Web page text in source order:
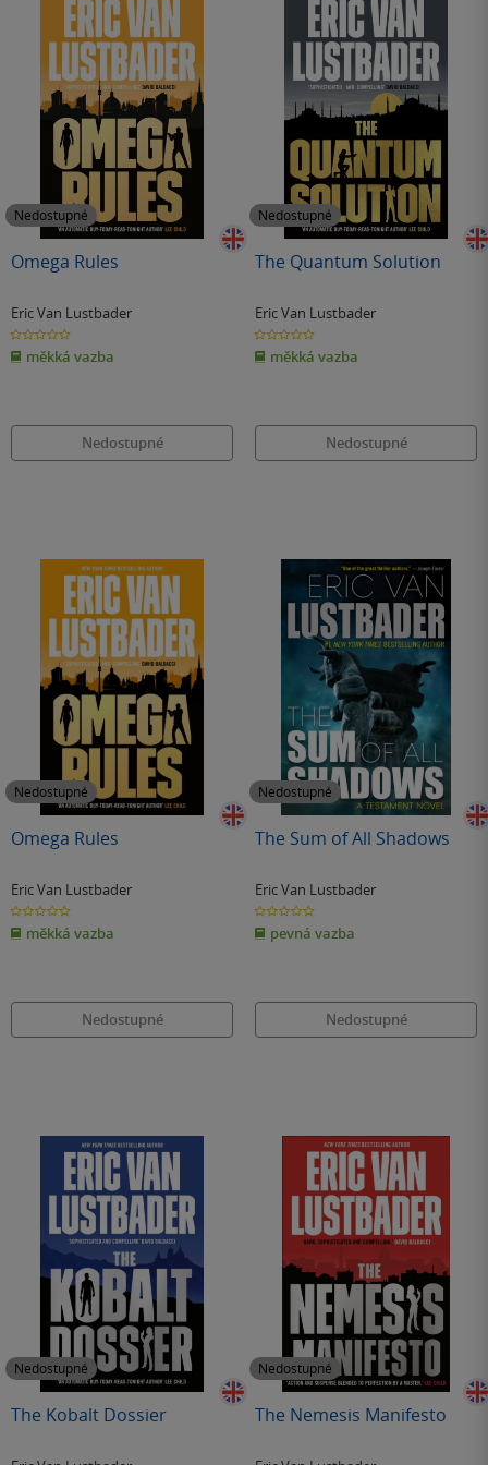
Nedostupné
Omega Rules
Eric Van Lustbader
0.0
z
5
hvězdiček
měkká vazba
Nedostupné
Nedostupné
The Quantum Solution
Eric Van Lustbader
0.0
z
5
hvězdiček
měkká vazba
Nedostupné
Nedostupné
Omega Rules
Eric Van Lustbader
0.0
z
5
hvězdiček
měkká vazba
Nedostupné
Nedostupné
The Sum of All Shadows
Eric Van Lustbader
0.0
z
5
hvězdiček
pevná vazba
Nedostupné
Nedostupné
The Kobalt Dossier
Nedostupné
The Nemesis Manifesto